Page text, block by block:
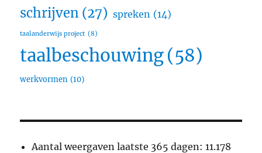
schrijven (27) spreken (14)
taalanderwijs project (8)
taalbeschouwing(58)
werkvormen (10)
Aantal weergaven laatste 365 dagen:11.178